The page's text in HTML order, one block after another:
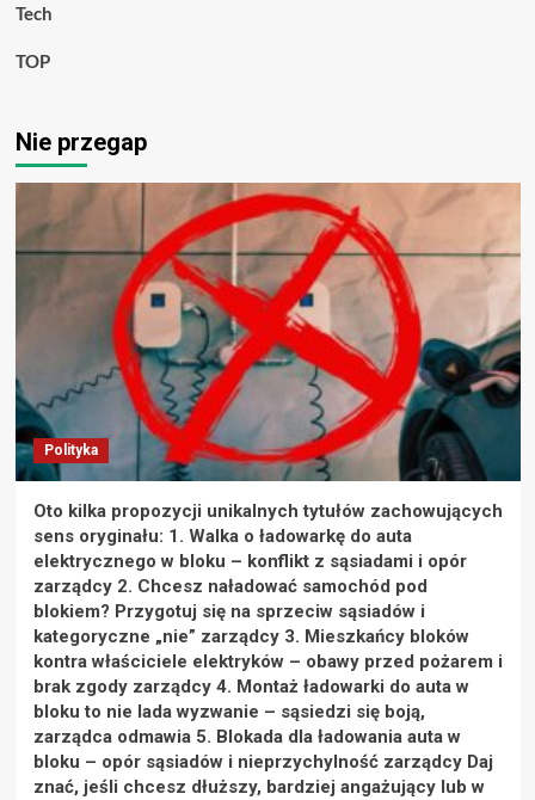
Tech
TOP
Nie przegap
Polityka
Oto kilka propozycji unikalnych tytułów zachowujących
sens oryginału: 1. Walka o ładowarkę do auta
elektrycznego w bloku – konflikt z sąsiadami i opór
zarządcy 2. Chcesz naładować samochód pod
blokiem? Przygotuj się na sprzeciw sąsiadów i
kategoryczne „nie” zarządcy 3. Mieszkańcy bloków
kontra właściciele elektryków – obawy przed pożarem i
brak zgody zarządcy 4. Montaż ładowarki do auta w
bloku to nie lada wyzwanie – sąsiedzi się boją,
zarządca odmawia 5. Blokada dla ładowania auta w
bloku – opór sąsiadów i nieprzychylność zarządcy Daj
znać, jeśli chcesz dłuższy, bardziej angażujący lub w